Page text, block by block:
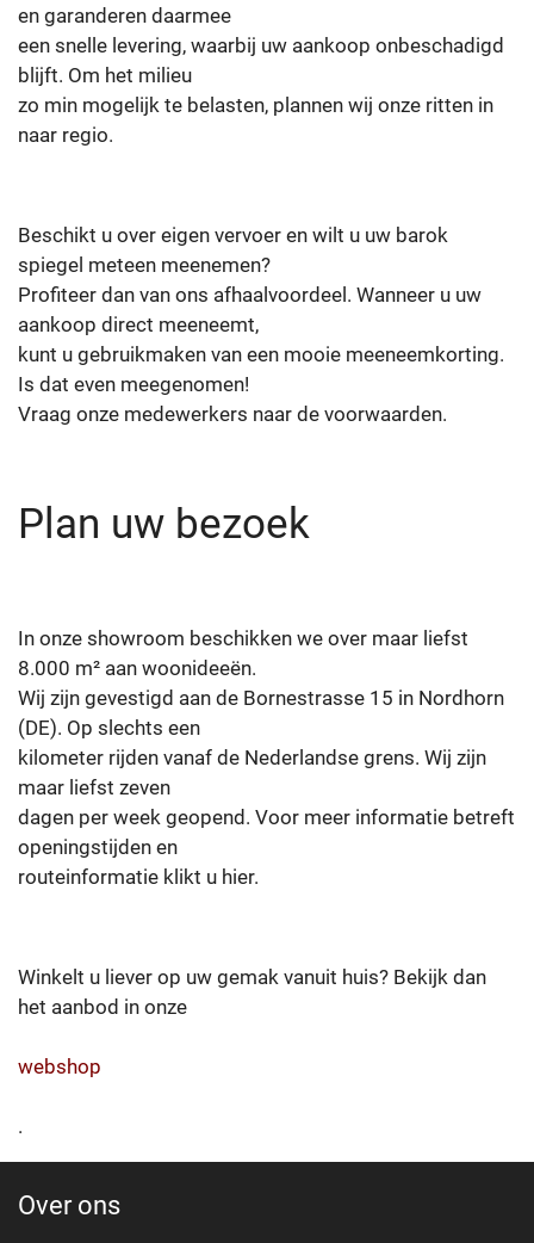
en garanderen daarmee
een snelle levering, waarbij uw aankoop onbeschadigd
blijft. Om het milieu
zo min mogelijk te belasten, plannen wij onze ritten in
naar regio.
Beschikt u over eigen vervoer en wilt u uw barok
spiegel meteen meenemen?
Profiteer dan van ons afhaalvoordeel. Wanneer u uw
aankoop direct meeneemt,
kunt u gebruikmaken van een mooie meeneemkorting.
Is dat even meegenomen!
Vraag onze medewerkers naar de voorwaarden.
Plan uw bezoek
In onze showroom beschikken we over maar liefst
8.000 m² aan woonideeën.
Wij zijn gevestigd aan de Bornestrasse 15 in Nordhorn
(DE). Op slechts een
kilometer rijden vanaf de Nederlandse grens. Wij zijn
maar liefst zeven
dagen per week geopend. Voor meer informatie betreft
openingstijden en
routeinformatie klikt u hier.
Winkelt u liever op uw gemak vanuit huis? Bekijk dan
het aanbod in onze
webshop
.
Over ons